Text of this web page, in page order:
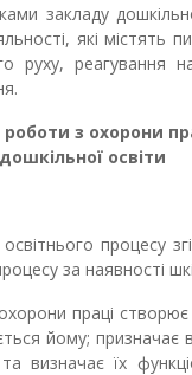
закладу
які містять
руху, реагування
з охорони
дошкільної освіти
процесу
за наявності
праці створює
йому; призначає
визначає їх